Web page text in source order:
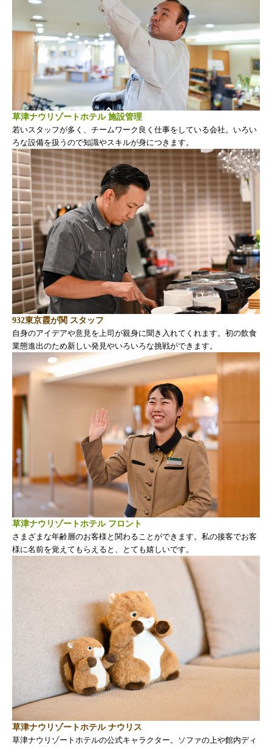
草津ナウリゾートホテル 施設管理
若いスタッフが多く、チームワーク良く仕事をしている会社。いろい
ろな設備を扱うので知識やスキルが身につきます。
932東京霞が関 スタッフ
自身のアイデアや意見を上司が親身に聞き入れてくれます。初の飲食
業態進出のため新しい発見やいろいろな挑戦ができます。
草津ナウリゾートホテル フロント
さまざまな年齢層のお客様と関わることができます。私の接客でお客
様に名前を覚えてもらえると、とても嬉しいです。
草津ナウリゾートホテル ナウリス
草津ナウリゾートホテルの公式キャラクター。ソファの上や館内ディ